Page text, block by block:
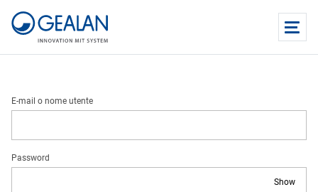
E-mail o nome utente
Password
Show